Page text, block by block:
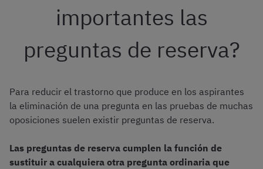
importantes las
preguntas de reserva?
Para reducir el trastorno que produce en los aspirantes
la eliminación de una pregunta en las pruebas de muchas
oposiciones suelen existir preguntas de reserva.
Las preguntas de reserva cumplen la función de
sustituir a cualquiera otra pregunta ordinaria que